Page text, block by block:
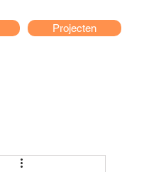
Projecten